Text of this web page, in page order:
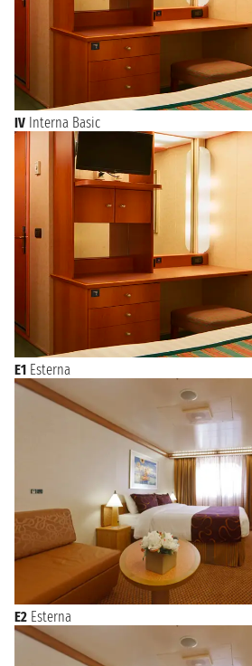
IV Interna Basic
E1 Esterna
E2 Esterna